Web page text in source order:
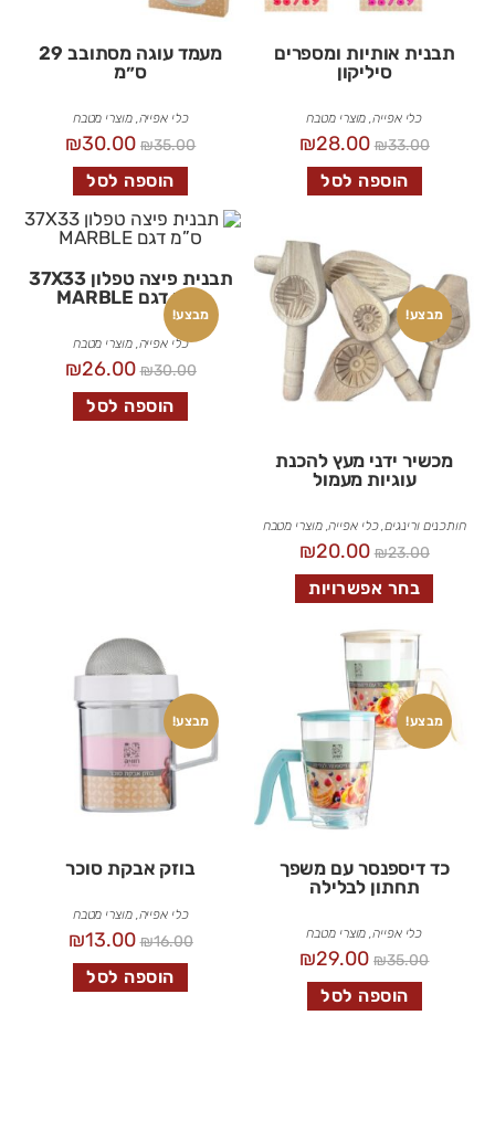
תבנית אותיות ומספרים
סיליקון
כלי אפייה, מוצרי מטבח
₪33.00
₪28.00
הוספה לסל
מעמד עוגה מסתובב 29
ס״מ
כלי אפייה,מוצרי מטבח
₪35.00
₪30.00
הוספה לסל
מבצע!
מכשיר ידני מעץ להכנת
עוגיות מעמול
חותכנים ורינגים,כלי אפייה,מוצרי מטבח
₪23.00
₪20.00
בחר אפשרויות
מבצע!
תבנית פיצה טפלון 37X33
ס”מ דגם MARBLE
כלי אפייה,מוצרי מטבח
₪30.00
₪26.00
הוספה לסל
מבצע!
כד דיספנסר עם משפך
תחתון לבלילה
כלי אפייה, מוצרי מטבח
₪35.00
₪29.00
הוספה לסל
מבצע!
בוזק אבקת סוכר
כלי אפייה ,מוצרי מטבח
₪16.00
₪13.00
הוספה לסל